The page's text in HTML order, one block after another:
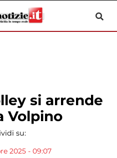
si arrende
Volpino
su:
2025 - 09:07